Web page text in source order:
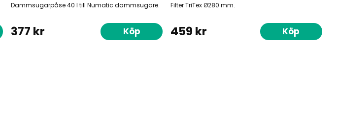
Dammsugarpåse 40 l till Numatic dammsugare.
377 kr Köp
Filter TriTex Ø280 mm.
459 kr Köp